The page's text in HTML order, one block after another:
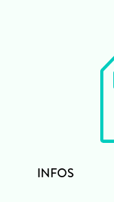
INFOS